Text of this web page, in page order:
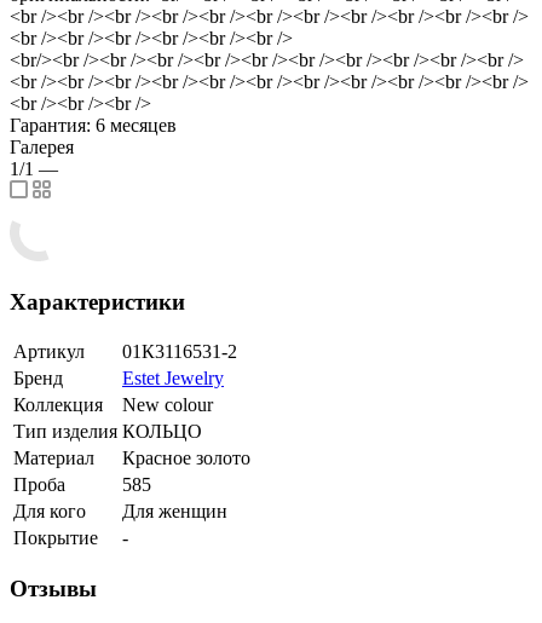
<br /><br /><br /><br /><br /><br /><br /><br /><br /><br /><br />
<br /><br /><br /><br /><br /><br />
<br/><br /><br /><br /><br /><br /><br /><br /><br /><br /><br />
<br /><br /><br /><br /><br /><br /><br /><br /><br /><br /><br />
<br /><br /><br />
Гарантия: 6 месяцев
Галерея
1/1 —
Характеристики
Артикул
01К3116531-2
Бренд
Estet Jewelry
Коллекция
New colour
Тип изделия КОЛЬЦО
Материал
Красное золото
Проба
585
Для кого
Для женщин
Покрытие
-
Отзывы